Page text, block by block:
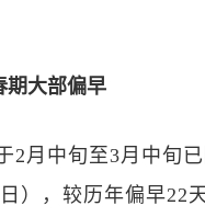
期大部偏早
2月中旬至3月中旬
），较历年偏早22